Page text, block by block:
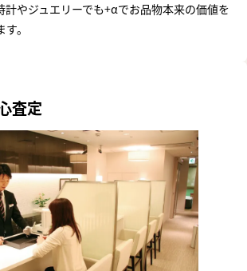
計やジュエリーでも+αでお品物本来の価値を
。
査定